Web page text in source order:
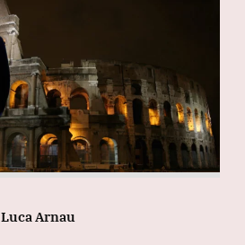
Luca Arnau